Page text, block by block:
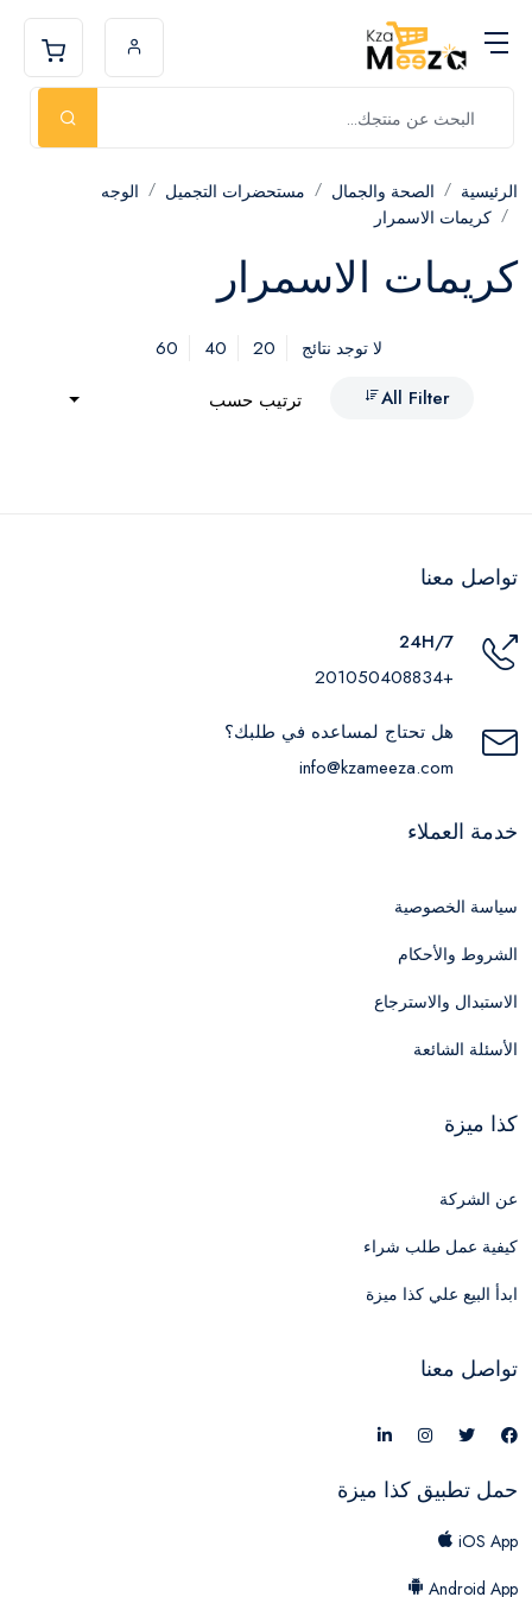
الرئيسية الصحة والجمال مستحضرات التجميل
الوجه
كريمات الاسمرار
كريمات الاسمرار
لا توجد نتائج 20
40
60
All Filter
ترتيب حسب
تواصل معنا
24H/7
+201050408834
هل تحتاج لمساعده في طلبك؟
info@kzameeza.com
خدمة العملاء
سياسة الخصوصية
الشروط والأحكام
الاستبدال والاسترجاع
الأسئلة الشائعة
كذا ميزة
عن الشركة
كيفية عمل طلب شراء
ابدأ البيع علي كذا ميزة
تواصل معنا
حمل تطبيق كذا ميزة
iOS App
Android App